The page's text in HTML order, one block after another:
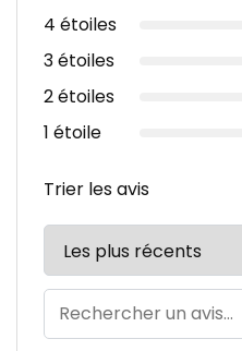
4 étoiles
3 étoiles
2 étoiles
1 étoile
Trier les avis